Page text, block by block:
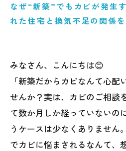
なぜ“新築”でもカビが発生
れた住宅と換気不足の関係
みなさん、こんにちは😊
「新築だからカビなんて心配
せんか？実は、カビのご相談
て数か月しか経っていないの
うケースは少なくありません
でカビに悩まされるなんて、